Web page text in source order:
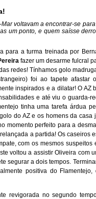
voltavam a encontrar-se
um ponto, e quem saísse
para a turma treinada por
fazer um desarme fulcral
redes! Tínhamos golo
foi ao tapete afastar
inspirados e a dilatar! O
e até viu o guarda-
tinha uma tarefa árdua
do AZ e os homens da
momento perfeito para a
a partida! Os caseiros
com os mesmos
voltou a assistir Oliveira com
segurar a dois tempos.
positiva do
revigorada no segundo